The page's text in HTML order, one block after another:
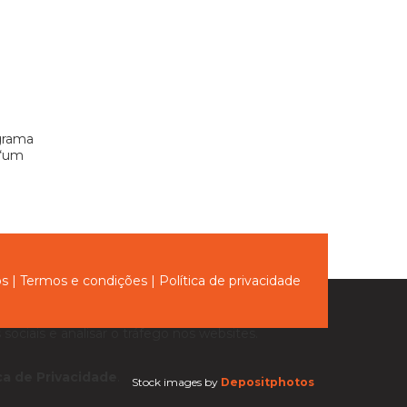
| Termos e condições | Política de privacidade
Stock images by Depositphotos
e analisar o tráfego nos websites.